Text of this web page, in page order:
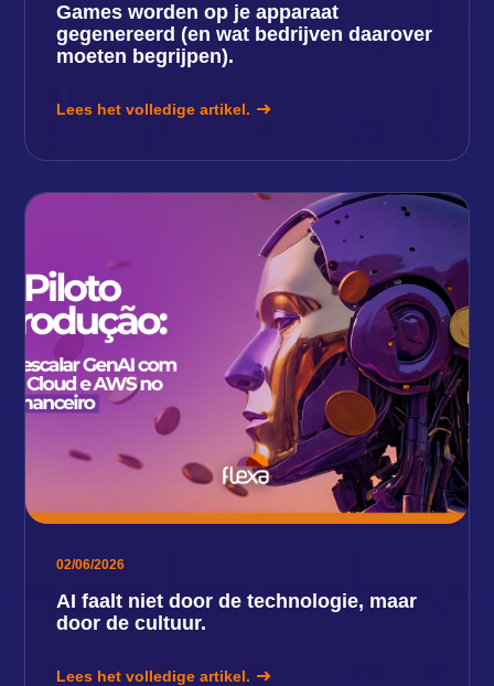
Games worden op je apparaat
gegenereerd (en wat bedrijven daarover
moeten begrijpen).
Lees het volledige artikel.
02/06/2026
AI faalt niet door de technologie, maar
door de cultuur.
Lees het volledige artikel.